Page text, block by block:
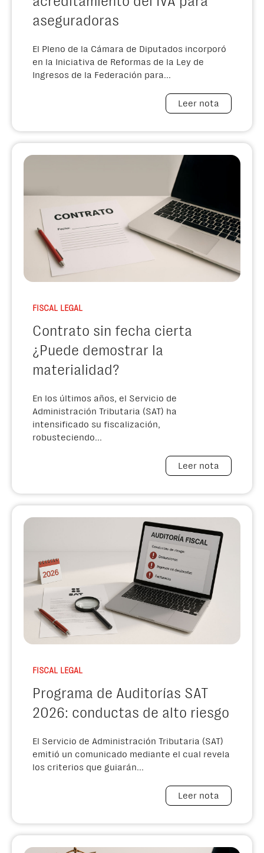
aseguradoras
El Pleno de la Cámara de Diputados incorporó
en la Iniciativa de Reformas de la Ley de
Ingresos de la Federación para...
Leer nota
FISCAL LEGAL
Contrato sin fecha cierta
¿Puede demostrar la
materialidad?
En los últimos años, el Servicio de
Administración Tributaria (SAT) ha
intensificado su fiscalización,
robusteciendo...
Leer nota
FISCAL LEGAL
Programa de Auditorías SAT
2026: conductas de alto riesgo
El Servicio de Administración Tributaria (SAT)
emitió un comunicado mediante el cual revela
los criterios que guiarán...
Leer nota